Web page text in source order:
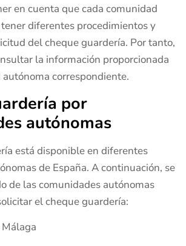
en cuenta que cada comunidad
diferentes procedimientos y
del cheque guardería. Por tanto,
la información proporcionada
correspondiente.
por
autónomas
está disponible en diferentes
de España. A continuación, se
de las comunidades autónomas
el cheque guardería: